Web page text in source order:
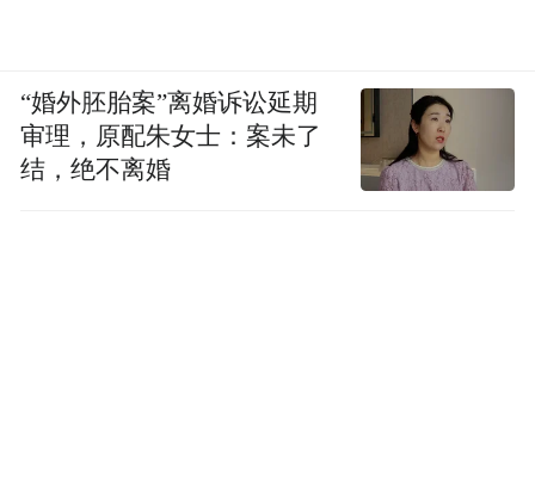
“婚外胚胎案”离婚诉讼延期
审理，原配朱女士：案未了
结，绝不离婚